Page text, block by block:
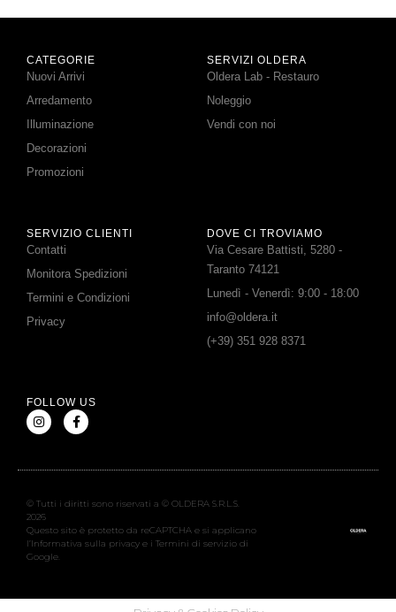
CATEGORIE
Nuovi Arrivi
Arredamento
Illuminazione
Decorazioni
Promozioni
SERVIZI OLDERA
Oldera Lab - Restauro
Noleggio
Vendi con noi
SERVIZIO CLIENTI
Contatti
Monitora Spedizioni
Termini e Condizioni
Privacy
DOVE CI TROVIAMO
Via Cesare Battisti, 5280 -
Taranto 74121
Lunedì - Venerdì: 9:00 - 18:00
info@oldera.it
(+39) 351 928 8371
FOLLOW US
© Tutti i diritti sono riservati a © OLDERA S.R.L.S.
2026
Questo sito è protetto da reCAPTCHA e si applicano
l’Informativa sulla privacy e i Termini di servizio di
Google.